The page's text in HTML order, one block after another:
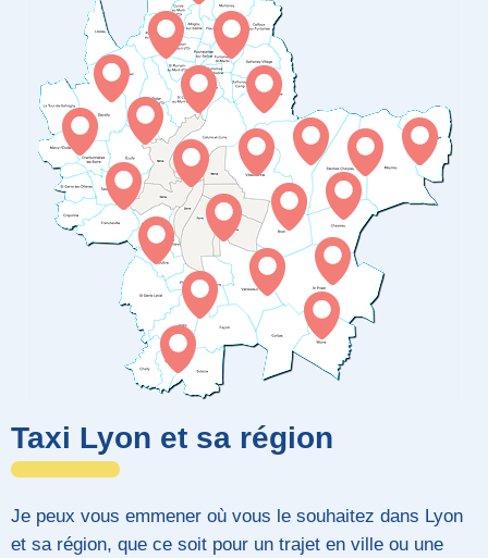
Taxi Lyon et sa région
Je peux vous emmener où vous le souhaitez dans Lyon
et sa région, que ce soit pour un trajet en ville ou une